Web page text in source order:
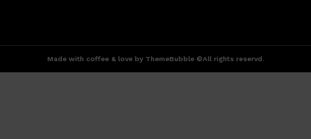
Made with coffee & love by ThemeBubble ©All rights reservd.